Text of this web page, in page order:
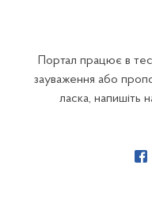
Портал працює в
зауваження або
ласка, напишіть